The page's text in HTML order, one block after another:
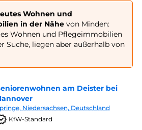
Wohnen und
in der Nähevon Minden:
Wohnen und Pflegeimmobilien
Suche, liegen aber außerhalb von
am Deister bei
Niedersachsen, Deutschland
KfW-Standard